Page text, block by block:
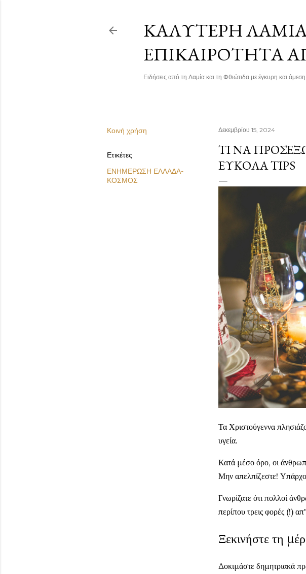
ΚΑΛΎΤΕΡΗ ΛΑΜΊΑ
ΕΠΙΚΑΙΡΌΤΗΤΑ
Ειδήσεις από τη Λαμία και τη Φθιώτιδα με έγκυρη και
Κοινή χρήση
Ετικέτες
ΕΝΗΜΕΡΩΣΗ ΕΛΛΑΔΑ-
ΚΟΣΜΟΣ
Δεκεμβρίου 15, 2024
ΤΙ ΝΑ
ΕΎΚΟΛΑ TIPS
Τα Χριστούγεννα
υγεία.
Κατά μέσο όρο, οι
Μην απελπίζεστε!
Γνωρίζατε ότι πολλοί
περίπου τρεις φορές (!)
Ξεκινήστε τη
Δοκιμάστε δημητριακά